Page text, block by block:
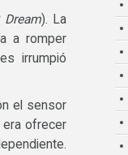
). La
a romper
irrumpió
el sensor
era ofrecer